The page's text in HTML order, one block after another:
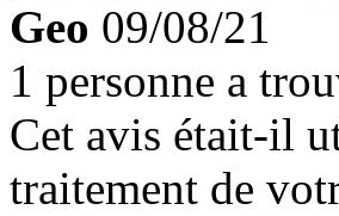
Geo 09/08/21
1 personne a
Cet avis était-il
traitement de